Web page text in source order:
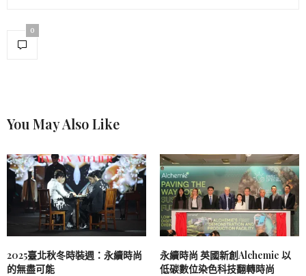
0
You May Also Like
2025臺北秋冬時裝週：永續時尚
的無盡可能
永續時尚 英國新創Alchemie 以
低碳數位染色科技翻轉時尚